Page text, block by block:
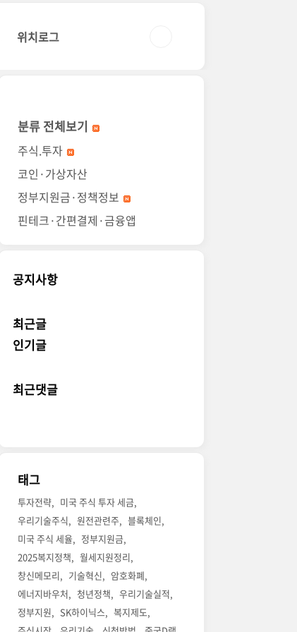
위치로그
분류 전체보기
주식.투자
코인·가상자산
정부지원금·정책정보
핀테크·간편결제·금융앱
공지사항
최근글
인기글
최근댓글
태그
투자전략
미국 주식 투자 세금
우리기술주식
원전관련주
블록체인
미국 주식 세율
정부지원금
2025복지정책
월세지원정리
창신메모리
기술혁신
암호화폐
에너지바우처
청년정책
우리기술실적
정부지원
SK하이닉스
복지제도